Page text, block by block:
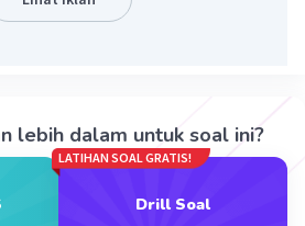
- 20.000.000
bunga
awal
lebih dalam untuk soal ini?
LATIHAN SOAL GRATIS!
Drill Soal